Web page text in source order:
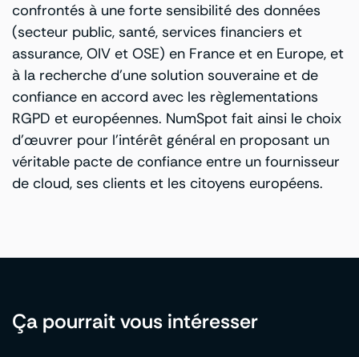
confrontés à une forte sensibilité des données
(secteur public, santé, services financiers et
assurance, OIV et OSE) en France et en Europe, et
à la recherche d’une solution souveraine et de
confiance en accord avec les règlementations
RGPD et européennes. NumSpot fait ainsi le choix
d’œuvrer pour l’intérêt général en proposant un
véritable pacte de confiance entre un fournisseur
de cloud, ses clients et les citoyens européens.
Ça pourrait vous intéresser